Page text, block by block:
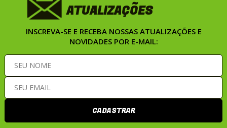
seguranca durante a pilotagem.
ATUALIZAÇÕES
INSCREVA-SE E RECEBA NOSSAS ATUALIZAÇÕES E
NOVIDADES POR E-MAIL:
CADASTRAR